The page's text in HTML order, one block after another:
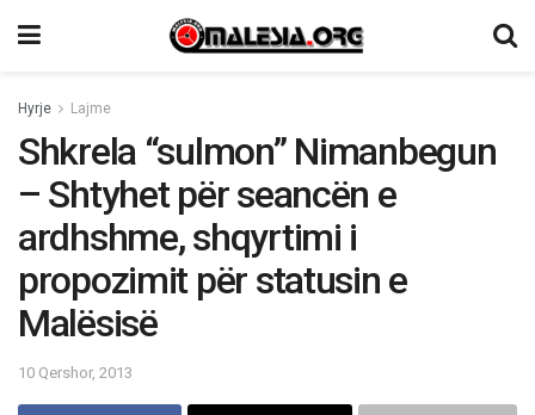
Hyrje Lajme
Shkrela “sulmon” Nimanbegun
– Shtyhet për seancën e
ardhshme, shqyrtimi i
propozimit për statusin e
Malësisë
10 Qershor, 2013